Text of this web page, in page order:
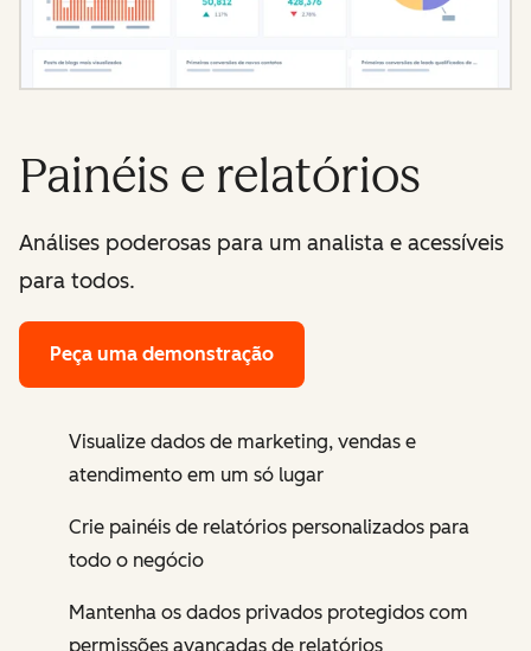
Painéis e relatórios
Análises poderosas para um analista e acessíveis
para todos.
Peça uma demonstração
Visualize dados de marketing, vendas e
atendimento em um só lugar
Crie painéis de relatórios personalizados para
todo o negócio
Mantenha os dados privados protegidos com
permissões avançadas de relatórios